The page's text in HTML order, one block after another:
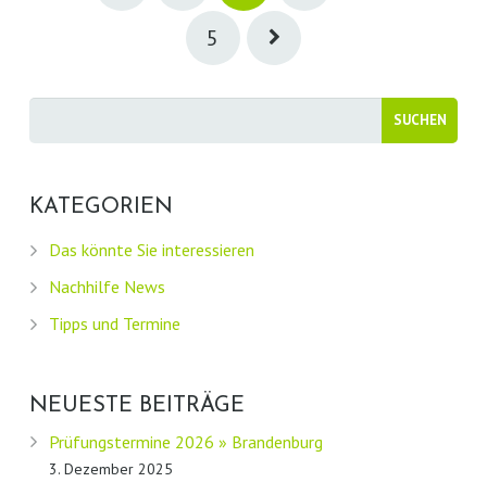
5
KATEGORIEN
Das könnte Sie interessieren
Nachhilfe News
Tipps und Termine
NEUESTE BEITRÄGE
Prüfungstermine 2026 » Brandenburg
3. Dezember 2025